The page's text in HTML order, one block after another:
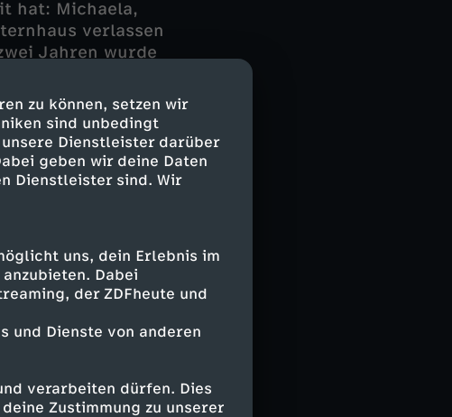
zu können, setzen wir
sind unbedingt
Dienstleister darüber
geben wir deine Daten
Dienstleister sind. Wir
uns, dein Erlebnis im
Dabei
der ZDFheute und
und Dienste von anderen
verarbeiten dürfen. Dies
Zustimmung zu unserer
hat: Michaela,
verlassen
Jahren wurde
begibt.
und Oliver von
dem ehemaligen
aus dem
damals als
einem
gerät ins
geheimen
dass sie die